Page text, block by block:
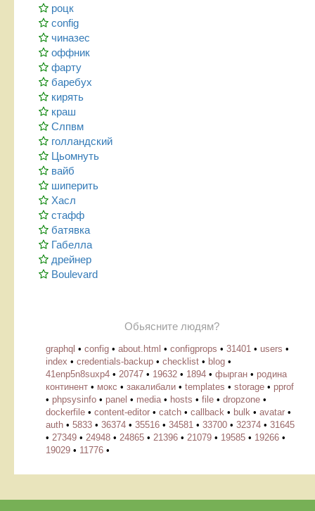
роцк
config
чиназес
оффник
фарту
баребух
кирять
краш
Слпвм
голландский
Цьомнуть
вайб
шиперить
Хасл
стафф
батявка
Габелла
дрейнер
Boulevard
Обьясните людям?
graphql • config • about.html • configprops • 31401 • users •
index • credentials-backup • checklist • blog •
41enp5n8suxp4 • 20747 • 19632 • 1894 • фырган • родина
континент • мокс • закалибали • templates • storage • pprof
• phpsysinfo • panel • media• hosts • file • dropzone •
dockerfile • content-editor • catch • callback • bulk • avatar •
auth • 5833 • 36374 • 35516 • 34581 • 33700 • 32374 • 31645
• 27349 • 24948 • 24865 • 21396 • 21079 • 19585 • 19266 •
19029 • 11776 •